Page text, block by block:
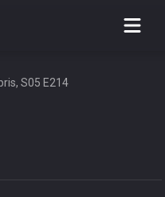
pārmērīgi
S05 E214